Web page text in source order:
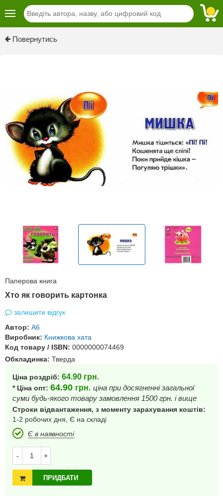
Повернутись
Паперова книга
Хто як говорить картонка
залишити відгук
Автор: А6
Виробник: Книжкова хата
Код товару / ISBN: 0000000074469
Обкладинка: Тверда
Ціна роздріб: 64.90 грн.
* Ціна опт: 64.90 грн. ціна при досягненні загальної
суми будь-якого товару замовлення 1500 грн. і вище
Строки відвантаження, з моменту зарахування коштів:
1-2 робочих дня, Є на складі
Є в наявності
- +
ПРИДБАТИ